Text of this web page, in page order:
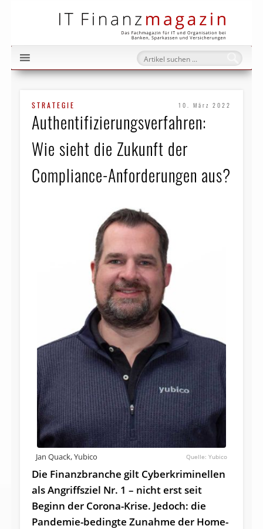
STRATEGIE 10. März 2022
Authentifizierung­s­verfahren:
Wie sieht die Zukunft der
Compliance-Anforderungen aus?
Jan Quack, Yubico Yubico
Die Finanzbranche gilt Cyber­krimi­nellen
als Angriffsziel Nr. 1 – nicht erst seit
Beginn der Corona-Krise. Jedoch: die
Pandemie-bedingte Zunahme der Home-